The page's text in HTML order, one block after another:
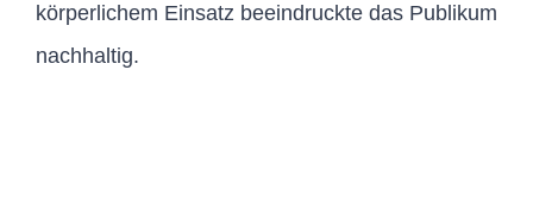
körperlichem Einsatz beeindruckte das Publikum
nachhaltig.